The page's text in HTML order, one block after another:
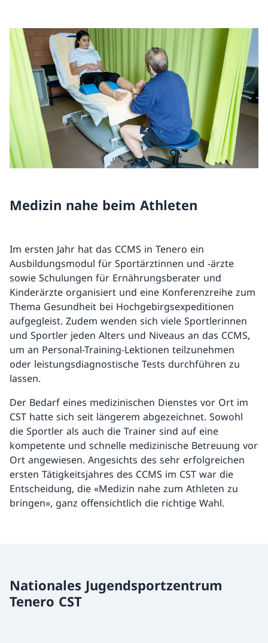
Medizin nahe beim Athleten
Im ersten Jahr hat das CCMS in Tenero ein
Ausbildungsmodul für Sportärztinnen und -ärzte
sowie Schulungen für Ernährungsberater und
Kinderärzte organisiert und eine Konferenzreihe zum
Thema Gesundheit bei Hochgebirgsexpeditionen
aufgegleist. Zudem wenden sich viele Sportlerinnen
und Sportler jeden Alters und Niveaus an das CCMS,
um an Personal-Training-Lektionen teilzunehmen
oder leistungsdiagnostische Tests durchführen zu
lassen.
Der Bedarf eines medizinischen Dienstes vor Ort im
CST hatte sich seit längerem abgezeichnet. Sowohl
die Sportler als auch die Trainer sind auf eine
kompetente und schnelle medizinische Betreuung vor
Ort angewiesen. Angesichts des sehr erfolgreichen
ersten Tätigkeitsjahres des CCMS im CST war die
Entscheidung, die «Medizin nahe zum Athleten zu
bringen», ganz offensichtlich die richtige Wahl.
Nationales Jugendsportzentrum
Tenero CST